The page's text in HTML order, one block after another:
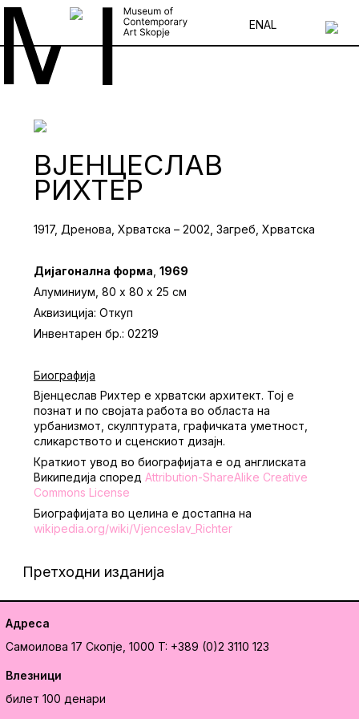
ENAL
ВЈЕНЦЕСЛАВ
РИХТЕР
1917, Дренова, Хрватска – 2002, Загреб, Хрватска
Дијагонална форма 1969
Алуминиум, 80 х 80 х 25 см
Аквизиција: Откуп
Инвентарен бр.: 02219
Биографија
Вјенцеслав Рихтер е хрватски архитект. Тој е
познат и по својата работа во областа на
урбанизмот, скулптурата, графичката уметност,
сликарството и сценскиот дизајн.
Краткиот увод во биографијата е од англиската
Википедија според Attribution-ShareAlike Creative
Commons License
Биографијата во целина е достапна на
wikipedia.org/wiki/Vjenceslav_Richter
Претходни изданија
Адреса
Самоилова 17 Скопје, 1000 T: +389 (0)2 3110 123
Влезници
билет 100 денари